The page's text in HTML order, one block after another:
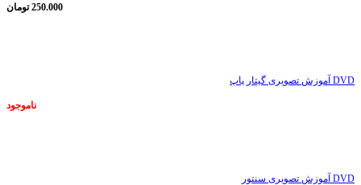
250.000 تومان
DVD آموزش تصویری گیتار پاپ
ناموجود
DVD آموزش تصویری سنتور